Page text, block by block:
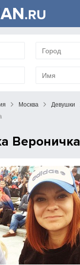
Москва
Девушки
Вероничка